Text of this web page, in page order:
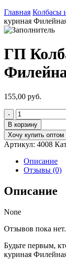
Главная Колбасы
куриная
ГП
155,00 руб.
Количество
товара
ГП
Колбаса
вареная
куриная
Филейная
400г
В корзину
Хочу купить оптом
Артикул: 4008
Описание
Отзывы (0)
Описание
None
Отзывов пока нет.
Будьте первым,
куриная